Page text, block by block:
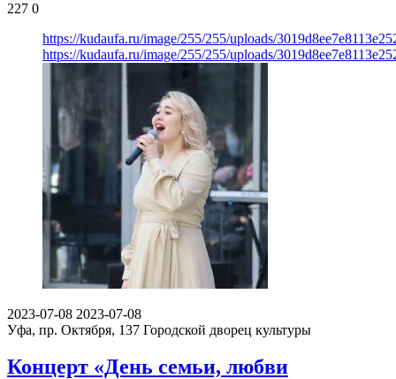
227 0
https://kudaufa.ru/image/255/255/uploads/
https://kudaufa.ru/image/255/255/uploads/
2023-07-08 2023-07-08
Уфа, пр. Октября, 137 Городской дворец культуры
Концерт «День семьи, любви